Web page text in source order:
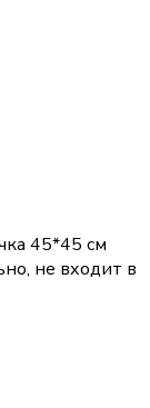
45*45 см
не входит в